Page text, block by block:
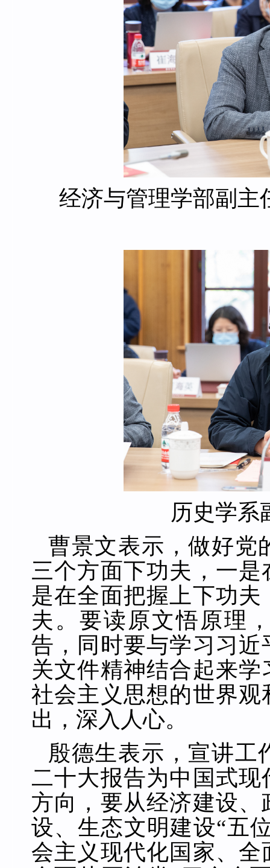
经济与管理学部副主
历史学系
曹景文表示，做好党
三个方面下功夫，一
是在全面把握上下功
夫。要读原文悟原理
告，同时要与学习习
关文件精神结合起来
社会主义思想的世界
出，深入人心。
殷德生表示，宣讲工
二十大报告为中国式
方向，要从经济建设
设、生态文明建设“五
会主义现代化国家、